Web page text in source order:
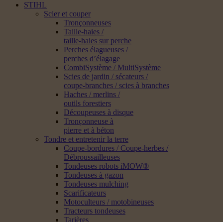
STIHL
Scier et couper
Tronçonneuses
Taille-haies /
taille-haies sur perche
Perches élagueuses /
perches d’élagage
CombiSystème / MultiSystème
Scies de jardin / sécateurs /
coupe-branches / scies à branches
Haches / merlins /
outils forestiers
Découpeuses à disque
Tronçonneuse à
pierre et à béton
Tondre et entretenir la terre
Coupe-bordures / Coupe-herbes /
Débroussailleuses
Tondeuses robots iMOW®
Tondeuses à gazon
Tondeuses mulching
Scarificateurs
Motoculteurs / motobineuses
Tracteurs tondeuses
Tarières